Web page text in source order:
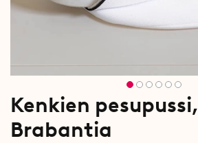
Kenkien pesupussi,
Brabantia